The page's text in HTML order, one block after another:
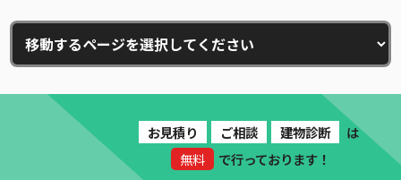
お見積り ご相談 建物診断
は
無料
で行っております！